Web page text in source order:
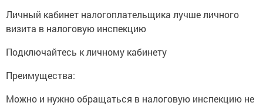
Личный кабинет налогоплательщика лучше личного
визита в налоговую инспекцию
Подключайтесь к личному кабинету
Преимущества:
Можно и нужно обращаться в налоговую инспекцию не